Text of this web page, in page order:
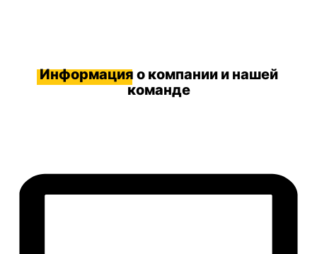
Информация о компании и нашей
команде